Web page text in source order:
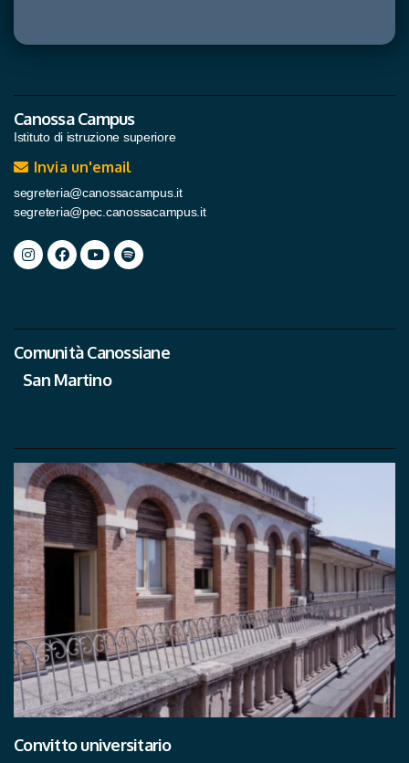
Canossa Campus
Istituto di istruzione superiore
Invia un'email
segreteria@canossacampus.it
segreteria@pec.canossacampus.it
Comunità Canossiane
San Martino
Convitto universitario